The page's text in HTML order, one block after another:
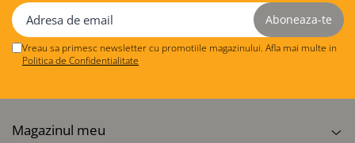
Vreau sa primesc newsletter cu promotiile magazinului. Afla mai multe in
Politica de Confidentialitate
Magazinul meu